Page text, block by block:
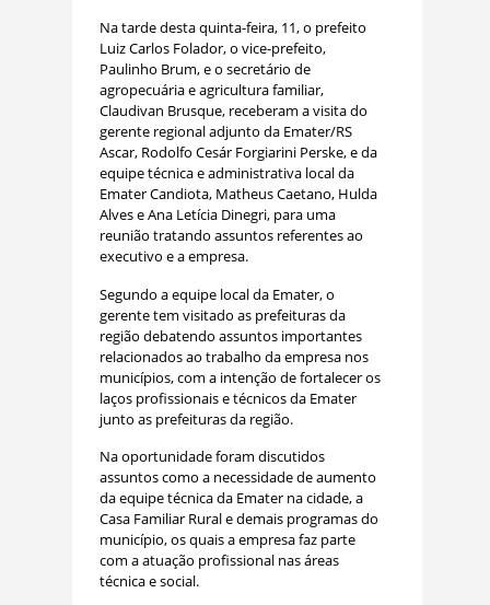
Na tarde desta quinta-feira, 11, o prefeito
Luiz Carlos Folador, o vice-prefeito,
Paulinho Brum, e o secretário de
agropecuária e agricultura familiar,
Claudivan Brusque, receberam a visita do
gerente regional adjunto da Emater/RS
Ascar, Rodolfo Cesár Forgiarini Perske, e da
equipe técnica e administrativa local da
Emater Candiota, Matheus Caetano, Hulda
Alves e Ana Letícia Dinegri, para uma
reunião tratando assuntos referentes ao
executivo e a empresa.
Segundo a equipe local da Emater, o
gerente tem visitado as prefeituras da
região debatendo assuntos importantes
relacionados ao trabalho da empresa nos
municípios, com a intenção de fortalecer os
laços profissionais e técnicos da Emater
junto as prefeituras da região.
Na oportunidade foram discutidos
assuntos como a necessidade de aumento
da equipe técnica da Emater na cidade, a
Casa Familiar Rural e demais programas do
município, os quais a empresa faz parte
com a atuação profissional nas áreas
técnica e social.